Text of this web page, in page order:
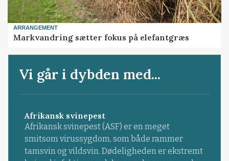
ARRANGEMENT
Markvandring sætter fokus på elefantgræs
Vi går i dybden med...
Afrikansk svinepest
Afrikansk svinepest (ASF) er en meget
smitsom virussygdom, som både rammer
tamsvin og vildsvin. Dødeligheden er ekstremt